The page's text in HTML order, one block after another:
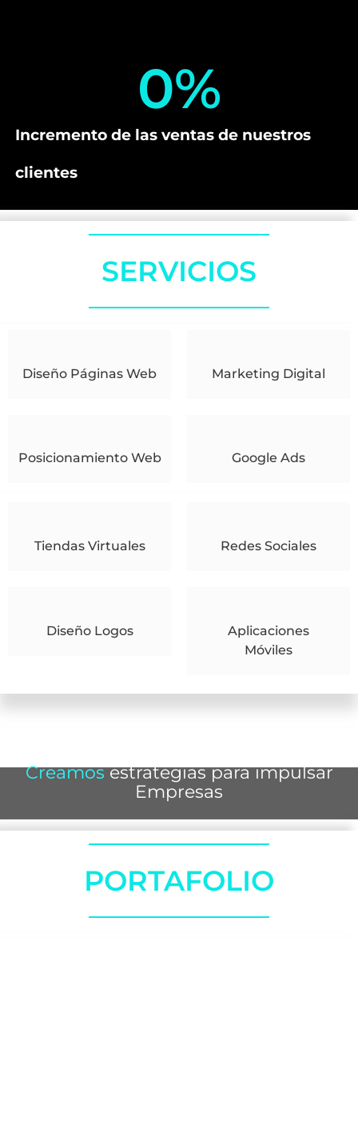
Incremento de las ventas de nuestros
clientes
0%
SERVICIOS
Diseño Páginas Web Marketing Digital
Posicionamiento Web Google Ads
Tiendas Virtuales Redes Sociales
Diseño Logos
Aplicaciones
Móviles
Creamosestrategias para impulsar
Empresas
PORTAFOLIO